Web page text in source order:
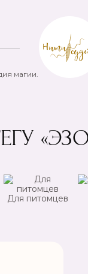
магии.
Для питомцев